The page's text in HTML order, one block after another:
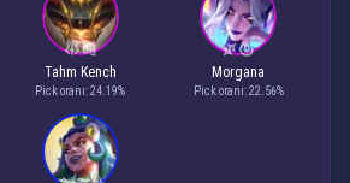
Tahm Kench
Pick oranı: 24.19%
Morgana
Pick oranı: 22.56%